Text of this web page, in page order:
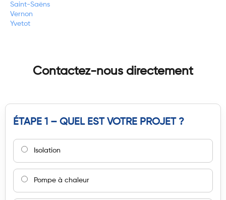
Saint-Saëns
Vernon
Yvetot
Contactez-nous directement
ÉTAPE 1 – QUEL EST VOTRE PROJET ?
Isolation
Pompe à chaleur